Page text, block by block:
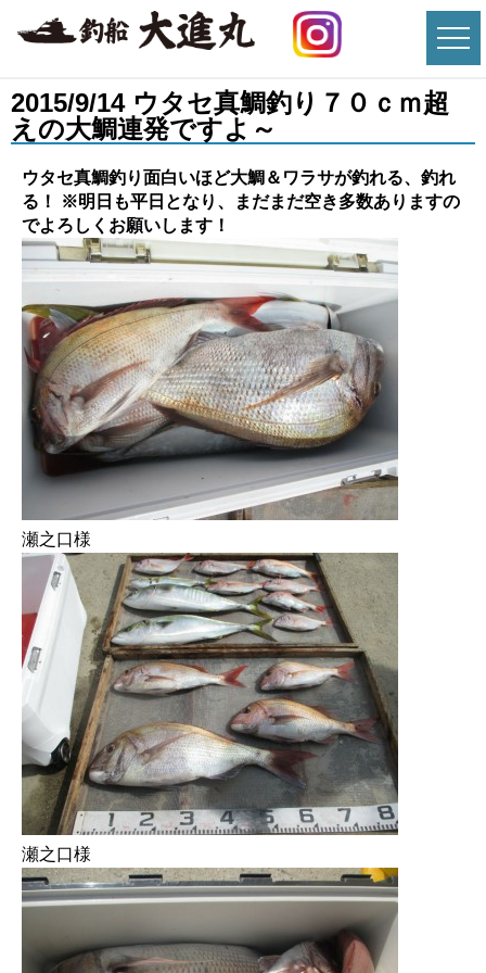
2015/9/14 ウタセ真鯛釣り７０ｃｍ超
えの大鯛連発ですよ～
ウタセ真鯛釣り面白いほど大鯛＆ワラサが釣れる、釣れ
る！
※明日も平日となり、まだまだ空き多数ありますの
でよろしくお願いします！
瀬之口様
瀬之口様